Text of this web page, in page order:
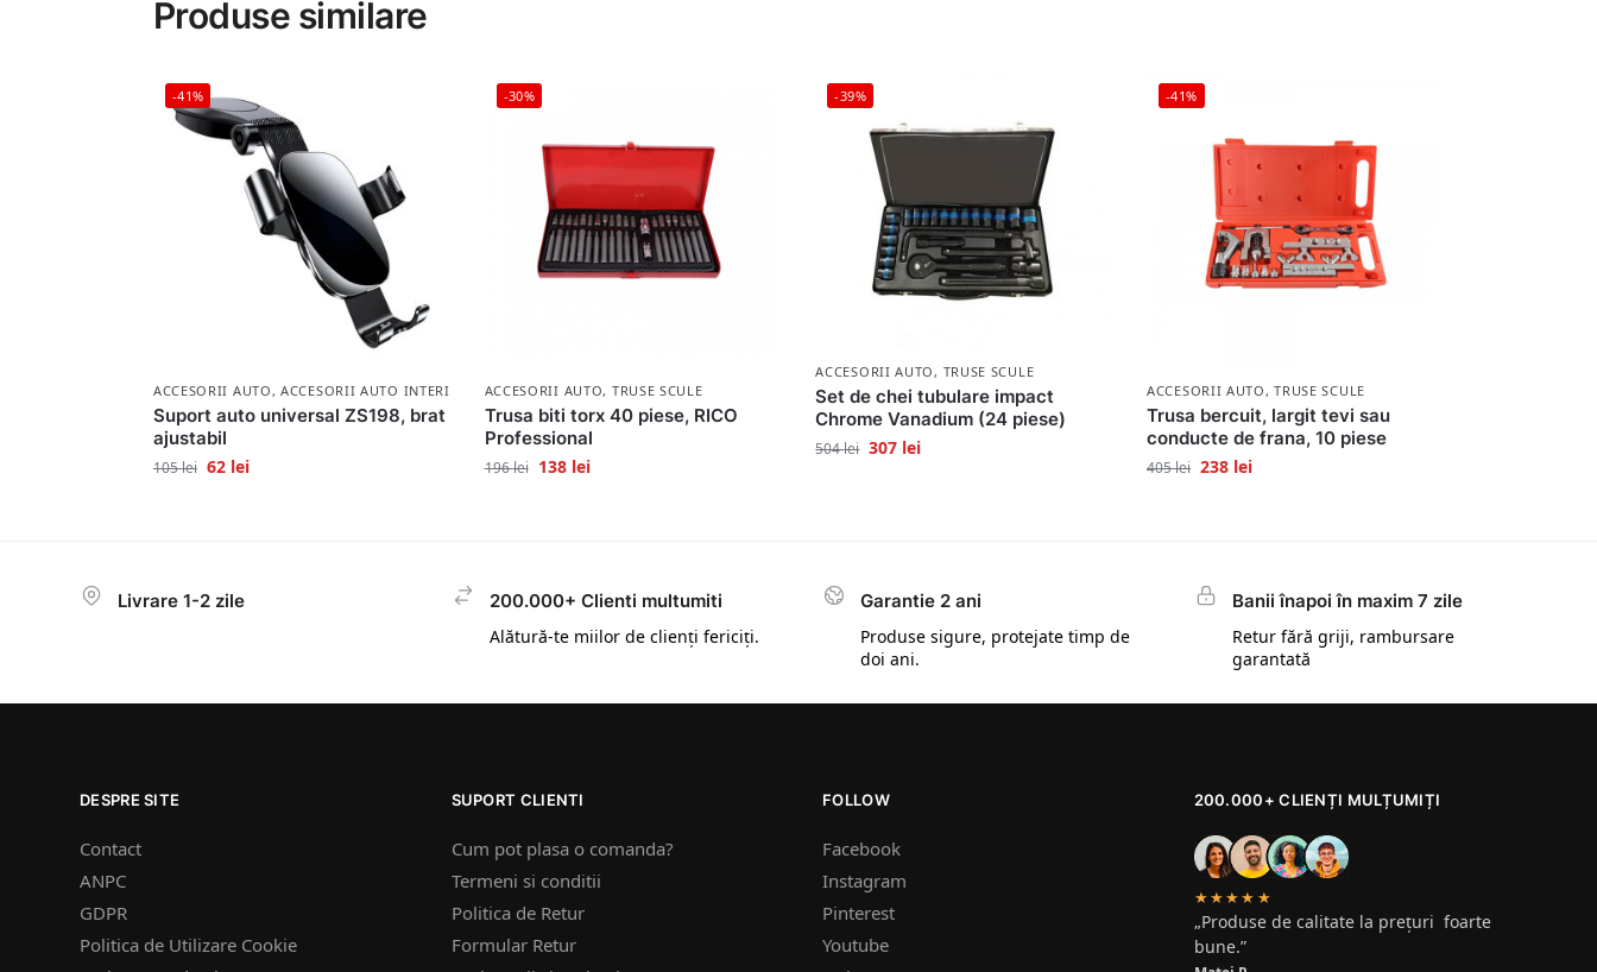
Produse similare
-41%
ACCESORII AUTO ,ACCESORII AUTO INTERIOR
Suport auto universal ZS198, brat
ajustabil
105lei 62 lei
-30%
ACCESORII AUTO, TRUSE SCULE
Trusa biti torx 40 piese, RICO
Professional
196lei 138 lei
-39%
ACCESORII AUTO, TRUSE SCULE
Set de chei tubulare impact
Chrome Vanadium (24 piese)
504lei 307 lei
-41%
ACCESORII AUTO ,TRUSE SCULE
Trusa bercuit, largit tevi sau
conducte de frana, 10 piese
405lei 238 lei
Livrare 1-2 zile
200.000+ Clienti multumiti
Alătură-te miilor de clienți fericiți.
Garantie 2 ani
Produse sigure, protejate timp de
doi ani.
Banii înapoi în maxim 7 zile
Retur fără griji, rambursare
garantată
DESPRE SITE
Contact
ANPC
GDPR
Politica de Utilizare Cookie
SUPORT CLIENTI
Cum pot plasa o comanda?
Termeni si conditii
Politica de Retur
Formular Retur
FOLLOW
Facebook
Instagram
Pinterest
Youtube
200.000+ CLIENȚI MULȚUMIȚI
★★★★★
„Produse de calitate la prețuri foarte
bune.”